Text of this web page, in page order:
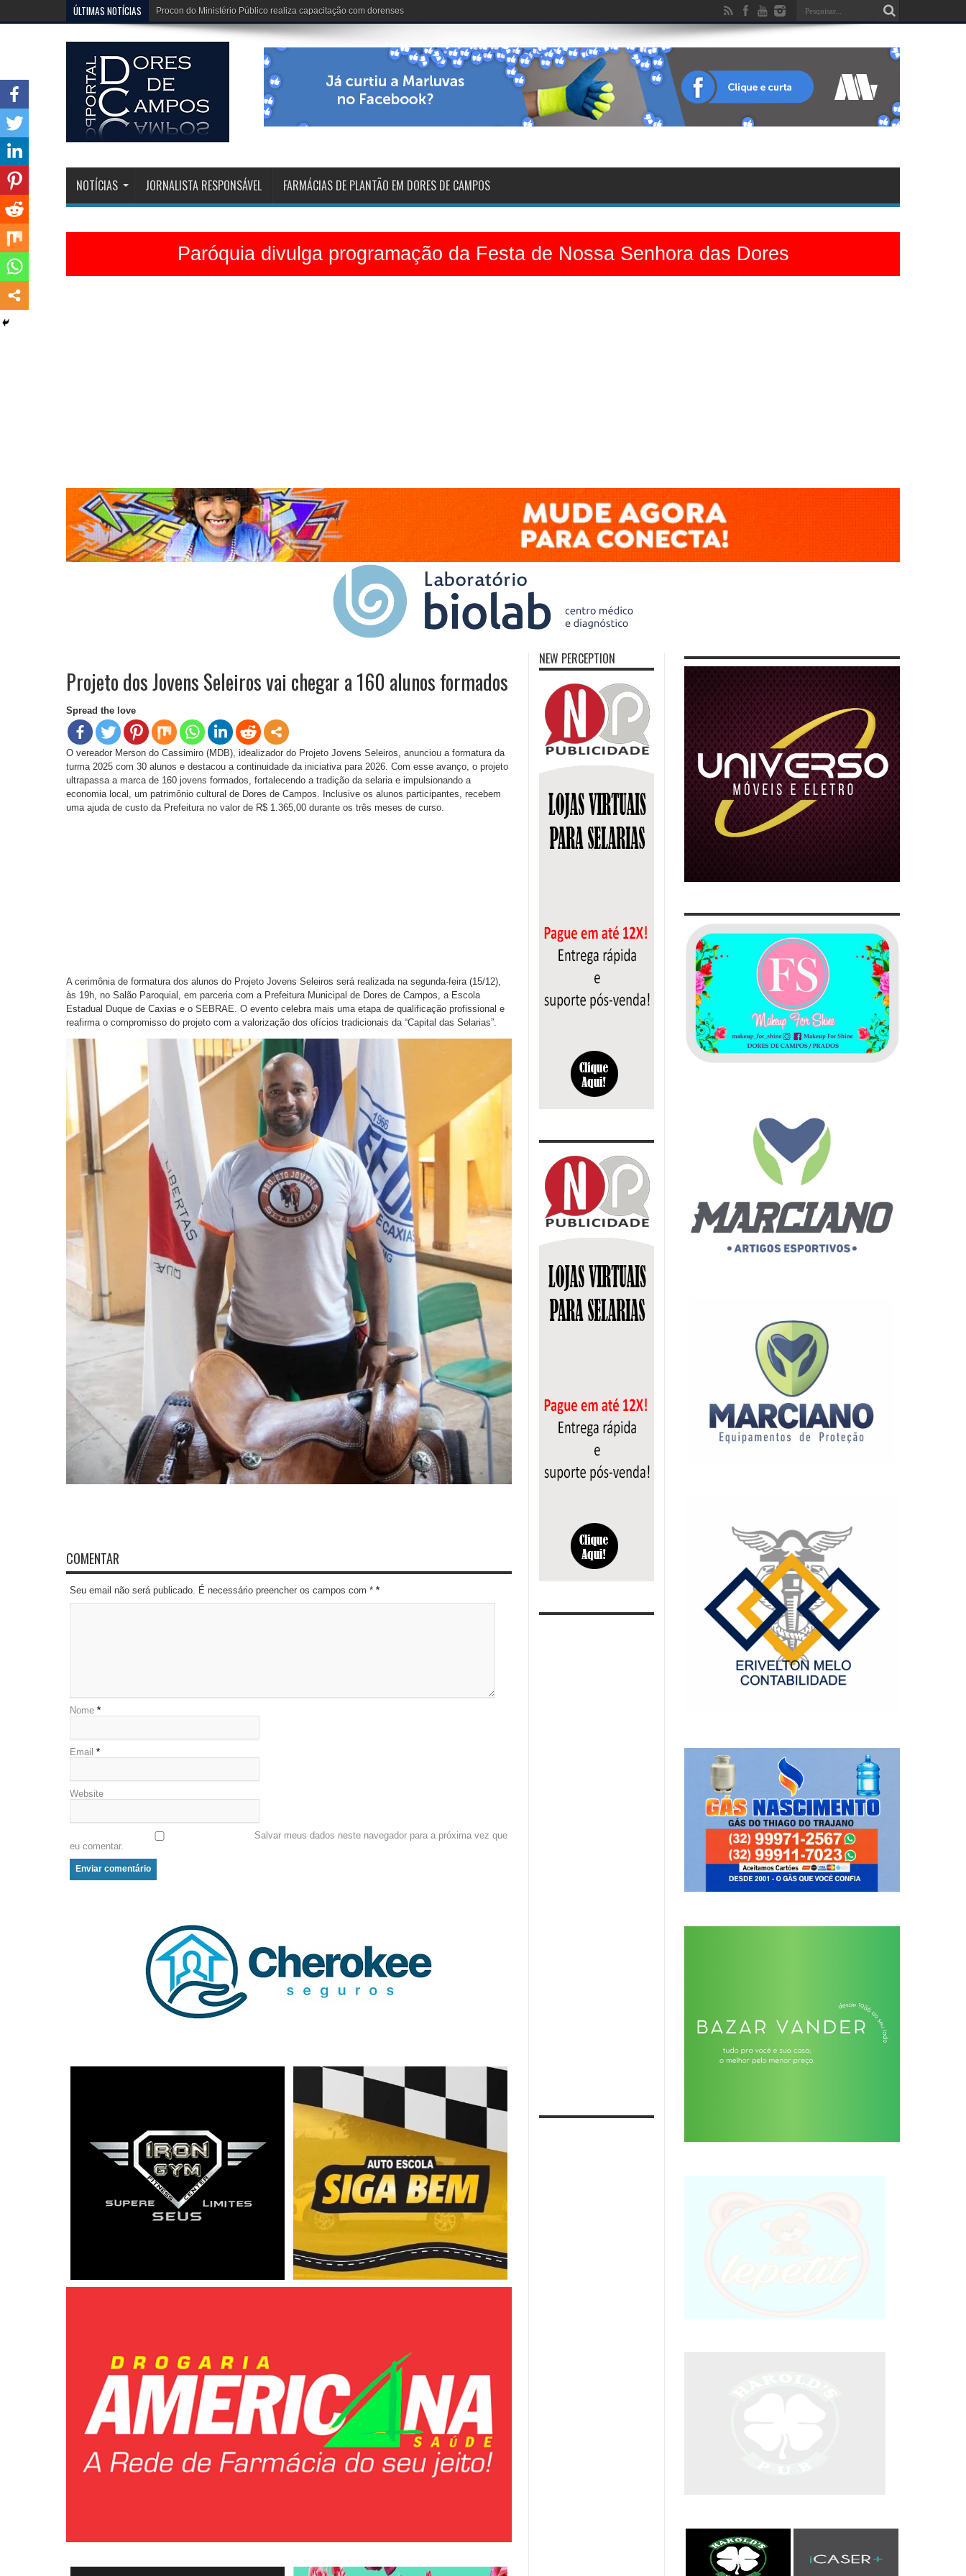
ÚLTIMAS NOTÍCIAS Dona Dirinha celebra uma marca extraordinária: 102 anos de vida
NOTÍCIAS JORNALISTA RESPONSÁVEL FARMÁCIAS DE PLANTÃO EM DORES DE CAMPOS
Paróquia divulga programação da Festa de Nossa Senhora das Dores
Projeto dos Jovens Seleiros vai chegar a 160 alunos formados
Spread the love
O vereador Merson do Cassimiro (MDB), idealizador do Projeto Jovens Seleiros, anunciou a formatura da
turma 2025 com 30 alunos e destacou a continuidade da iniciativa para 2026. Com esse avanço, o projeto
ultrapassa a marca de 160 jovens formados, fortalecendo a tradição da selaria e impulsionando a
economia local, um patrimônio cultural de Dores de Campos. Inclusive os alunos participantes, recebem
uma ajuda de custo da Prefeitura no valor de R$ 1.365,00 durante os três meses de curso.
A cerimônia de formatura dos alunos do Projeto Jovens Seleiros será realizada na segunda-feira (15/12),
às 19h, no Salão Paroquial, em parceria com a Prefeitura Municipal de Dores de Campos, a Escola
Estadual Duque de Caxias e o SEBRAE. O evento celebra mais uma etapa de qualificação profissional e
reafirma o compromisso do projeto com a valorização dos ofícios tradicionais da “Capital das Selarias”.
COMENTAR
Seu email não será publicado. É necessário preencher os campos com * *
Nome *
Email *
Website
Salvar meus dados neste navegador para a próxima vez que
eu comentar.
NEW PERCEPTION